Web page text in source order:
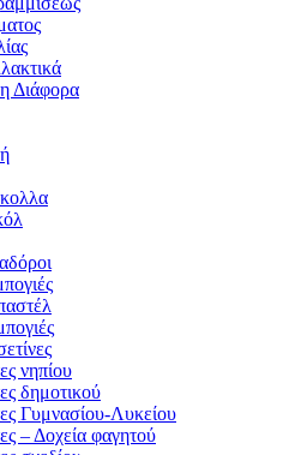
Διάφορα
νηπίου
δημοτικού
Γυμνασίου-Λυκείου
– Δοχεία φαγητού